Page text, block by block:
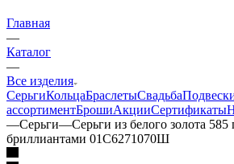
Главная
—
Каталог
—
Все изделия
СерьгиКольцаБраслетыСвадьба
ассортиментБрошиАкцииСертификаты
—Серьги—Серьги из белого золота
бриллиантами 01С6271070Ш